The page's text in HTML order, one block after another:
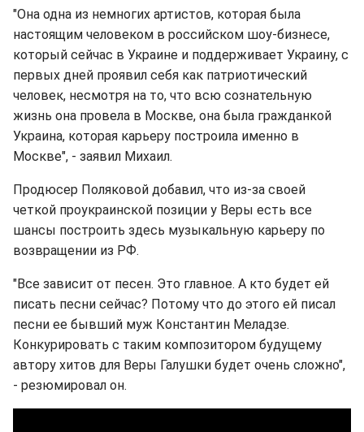
"Она одна из немногих артистов, которая была
настоящим человеком в российском шоу-бизнесе,
который сейчас в Украине и поддерживает Украину, с
первых дней проявил себя как патриотический
человек, несмотря на то, что всю сознательную
жизнь она провела в Москве, она была гражданкой
Украина, которая карьеру построила именно в
Москве", - заявил Михаил.
Продюсер Поляковой добавил, что из-за своей
четкой проукраинской позиции у Веры есть все
шансы построить здесь музыкальную карьеру по
возвращении из РФ.
"Все зависит от песен. Это главное. А кто будет ей
писать песни сейчас? Потому что до этого ей писал
песни ее бывший муж Константин Меладзе.
Конкурировать с таким композитором будущему
автору хитов для Веры Галушки будет очень сложно",
- резюмировал он.